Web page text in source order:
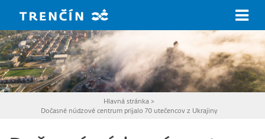
Hlavná stránka >
Dočasné núdzové centrum prijalo 70 utečencov z Ukrajiny